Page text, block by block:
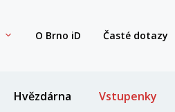
O Brno iD Časté dotazy
Hvězdárna Vstupenky